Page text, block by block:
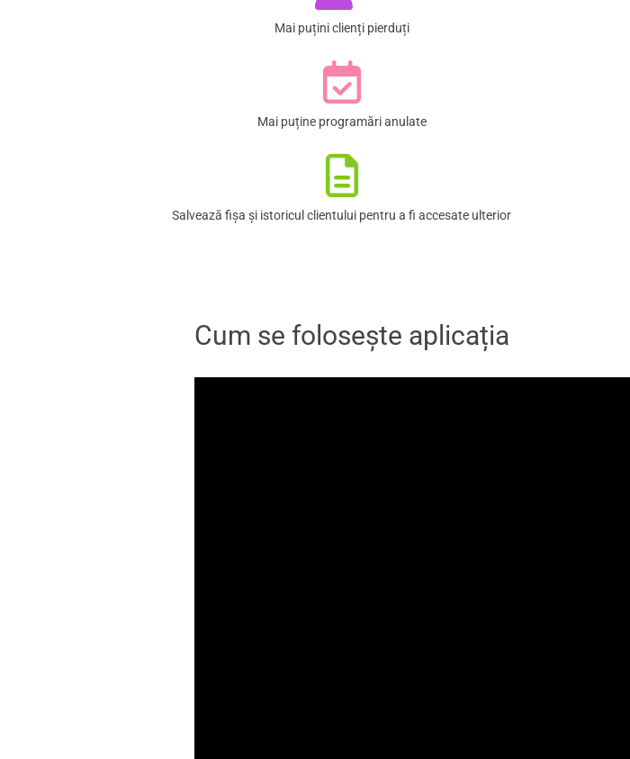
Mai puțini clienți pierduți
Mai puține programări anulate
Salvează fișa și istoricul clientului pentru a fi accesate ulterior
Cum se folosește aplicația